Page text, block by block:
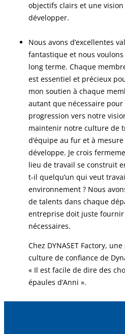
objectifs clairs et une
développer.
Nous avons d’excellentes
fantastique et nous
long terme. Chaque
est essentiel et précieux
mon soutien à chaque
autant que nécessaire
progression vers notre
maintenir notre culture de
d’équipe au fur et à
développe. Je crois
lieu de travail se construit
t-il quelqu’un qui veut
environnement ? Nous
de talents dans chaque
entreprise doit juste fournir
nécessaires.
Chez DYNASET Factory,
culture de confiance de
« Il est facile de dire des
épaules d’Anni ».